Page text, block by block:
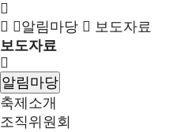
알림마당
보도자료
보도자료
알림마당
축제소개
조직위원회